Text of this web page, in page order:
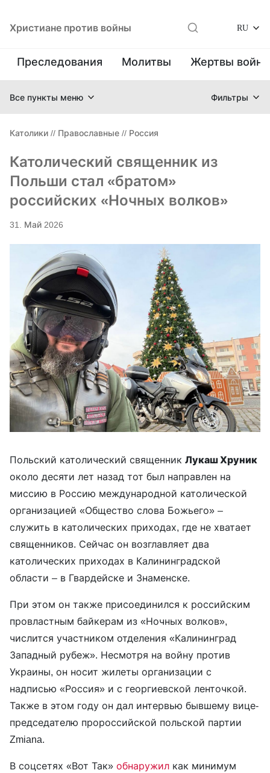
Христиане против войны RU
Преследования Молитвы Жертвы
Все пункты меню Фильтры
Католики // Православные // Россия
Католический священник из
Польши стал «братом»
российских «Ночных волков»
31. Май 2026
Польский католический священник Лукаш Хруник
около десяти лет назад тот был направлен на
миссию в Россию международной католической
организацией «Общество слова Божьего» –
служить в католических приходах, где не хватает
священников. Сейчас он возглавляет два
католических приходах в Калининградской
области – в Гвардейске и Знаменске.
При этом он также присоединился к российским
провластным байкерам из «Ночных волков»,
числится участником отделения «Калининград
Западный рубеж». Несмотря на войну против
Украины, он носит жилеты организации с
надписью «Россия» и с георгиевской ленточкой.
Также в этом году он дал интервью бывшему вице-
председателю пророссийской польской партии
Zmiana.
В соцсетях «Вот Так» обнаружил как минимум